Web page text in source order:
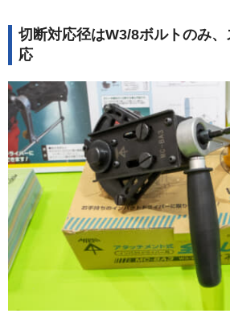
切断対応径はW3/8ボルトのみ
応